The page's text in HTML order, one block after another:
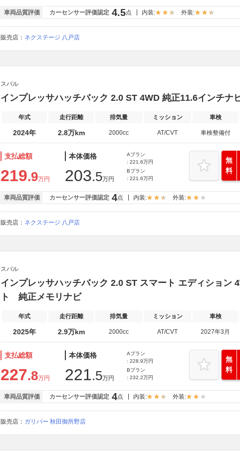
車両品質評価 カーセンサー評価認定 4.5点 内装: 外装:
販売店： ネクステージ 八戸店
スバル
インプレッサハッチバック 2.0 ST 4WD 純正11.6インチナ
年式 走行距離 排気量 ミッション 車検
2024年 2.8万km 2000cc AT/CVT 車検整備付
支払総額
219.9万円
本体価格
203.5万円
Aプラン
: 221.6万円
Bプラン
: 221.6万円
無
料
車両品質評価 カーセンサー評価認定 4点 内装: 外装:
販売店： ネクステージ 八戸店
スバル
インプレッサハッチバック 2.0 ST スマート エディション
ト 純正メモリナビ
年式 走行距離 排気量 ミッション 車検
2025年 2.9万km 2000cc AT/CVT 2027年3月
支払総額
227.8万円
本体価格
221.5万円
Aプラン
: 228.9万円
Bプラン
: 232.2万円
無
料
車両品質評価 カーセンサー評価認定 4点 内装: 外装:
販売店： ガリバー 秋田御所野店